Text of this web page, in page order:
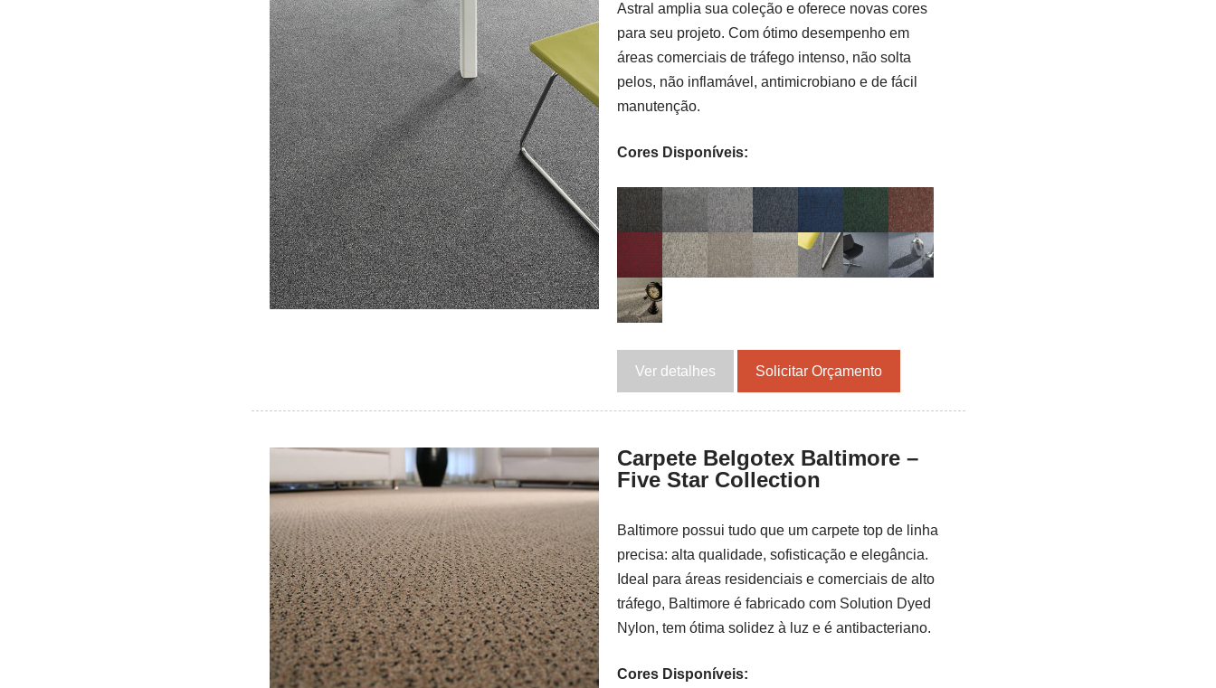
Astral amplia sua coleção e oferece novas cores
para seu projeto. Com ótimo desempenho em
áreas comerciais de tráfego intenso, não solta
pelos, não inflamável, antimicrobiano e de fácil
manutenção.
Cores Disponíveis:
Ver detalhes Solicitar Orçamento
Carpete Belgotex Baltimore –
Five Star Collection
Baltimore possui tudo que um carpete top de linha
precisa: alta qualidade, sofisticação e elegância.
Ideal para áreas residenciais e comerciais de alto
tráfego, Baltimore é fabricado com Solution Dyed
Nylon, tem ótima solidez à luz e é antibacteriano.
Cores Disponíveis: